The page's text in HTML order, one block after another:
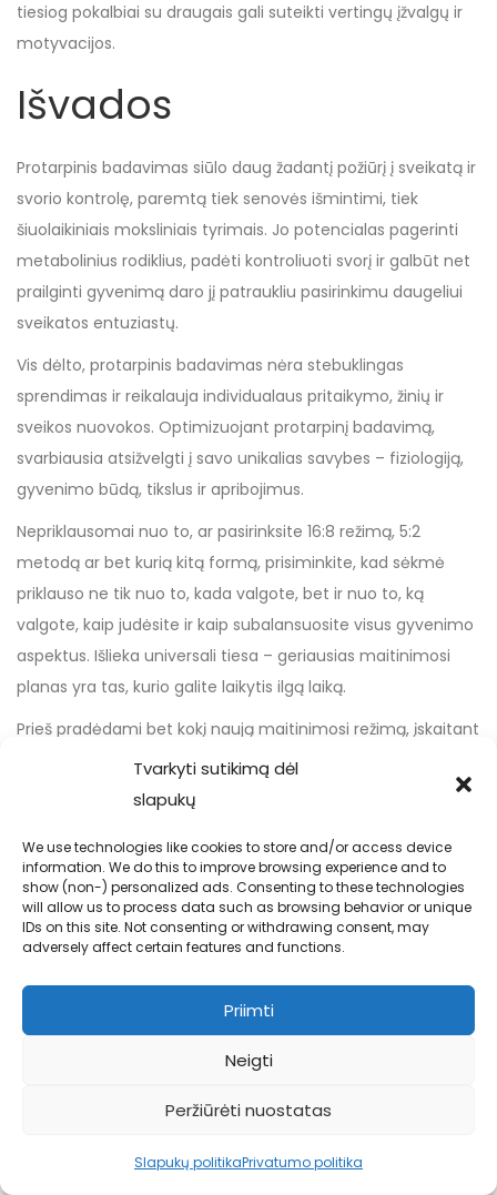
Tvarkyti sutikimą dėl
slapukų
We use technologies like cookies to store and/or access device
information. We do this to improve browsing experience and to
show (non-) personalized ads. Consenting to these technologies
will allow us to process data such as browsing behavior or unique
IDs on this site. Not consenting or withdrawing consent, may
adversely affect certain features and functions.
Priimti
Neigti
Peržiūrėti nuostatas
Slapukų politikaPrivatumo politika
tiesiog pokalbiai su draugais gali suteikti vertingų įžvalgų ir
motyvacijos.
Išvados
Protarpinis badavimas siūlo daug žadantį požiūrį į sveikatą ir
svorio kontrolę, paremtą tiek senovės išmintimi, tiek
šiuolaikiniais moksliniais tyrimais. Jo potencialas pagerinti
metabolinius rodiklius, padėti kontroliuoti svorį ir galbūt net
prailginti gyvenimą daro jį patraukliu pasirinkimu daugeliui
sveikatos entuziastų.
Vis dėlto, protarpinis badavimas nėra stebuklingas
sprendimas ir reikalauja individualaus pritaikymo, žinių ir
sveikos nuovokos. Optimizuojant protarpinį badavimą,
svarbiausia atsižvelgti į savo unikalias savybes – fiziologiją,
gyvenimo būdą, tikslus ir apribojimus.
Nepriklausomai nuo to, ar pasirinksite 16:8 režimą, 5:2
metodą ar bet kurią kitą formą, prisiminkite, kad sėkmė
priklauso ne tik nuo to, kada valgote, bet ir nuo to, ką
valgote, kaip judėsite ir kaip subalansuosite visus gyvenimo
aspektus. Išlieka universali tiesa – geriausias maitinimosi
planas yra tas, kurio galite laikytis ilgą laiką.
Prieš pradėdami bet kokį naują maitinimosi režimą, įskaitant
protarpinį badavimą, pasikonsultuokite su sveikatos
priežiūros specialistu. Jūsų individuali sveikata yra
jūsų pasirinktas kelias būtų ne tik efektyvus, bet ir saugus.
Dažniausiai
užduodami klausimai
(DUK)
Koks protarpinio badavimo
grafikas geriausiai tinka